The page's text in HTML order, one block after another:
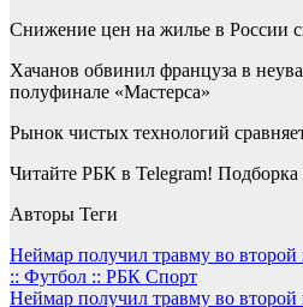
Снижение цен на жилье в России
Хачанов обвинил француза в
полуфинале «Мастерса»
Рынок чистых технологий
Читайте РБК в Telegram!
Авторы Теги
Навигация
по
Неймар получил травму во второй
:: Футбол :: РБК Спорт
Неймар получил травму во второй